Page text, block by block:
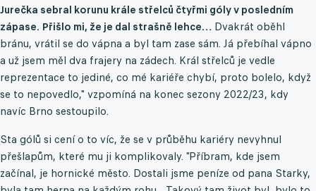
Jurečka sebral korunu krále střelců čtyřmi góly v posledním
zápase. Přišlo mi, že je dal strašně lehce… Dvakrát oběhl
bránu, vrátil se do vápna a byl tam zase sám. Já přebíhal vápno
a už jsem měl dva frajery na zádech. Král střelců je vedle
reprezentace to jediné, co mé kariéře chybí, proto bolelo, když
se to nepovedlo," vzpomíná na konec sezony 2022/23, kdy
navíc Brno sestoupilo.
Sta gólů si cení o to víc, že se v průběhu kariéry nevyhnul
přešlapům, které mu ji komplikovaly. "Příbram, kde jsem
začínal, je hornické město. Dostali jsme peníze od pana Starky,